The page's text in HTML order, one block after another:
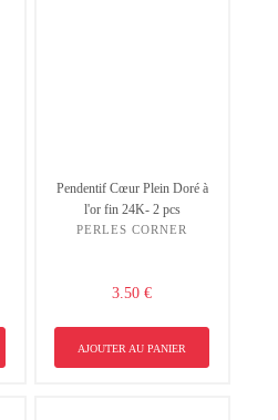
Pendentif Cœur Plein Doré à
l'or fin 24K- 2 pcs
PERLES CORNER
3.50 €
AJOUTER AU PANIER